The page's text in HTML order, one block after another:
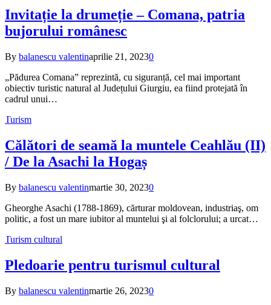
Invitație la drumeție – Comana, patria
bujorului românesc
By balanescu valentinaprilie 21, 20230
„Pădurea Comana” reprezintă, cu siguranță, cel mai important
obiectiv turistic natural al Județului Giurgiu, ea fiind protejată în
cadrul unui…
Turism
Călători de seamă la muntele Ceahlău (II)
/ De la Asachi la Hogaș
By balanescu valentinmartie 30, 20230
Gheorghe Asachi (1788-1869), cărturar moldovean, industriaş, om
politic, a fost un mare iubitor al muntelui şi al folclorului; a urcat…
Turism cultural
Pledoarie pentru turismul cultural
By balanescu valentinmartie 26, 20230